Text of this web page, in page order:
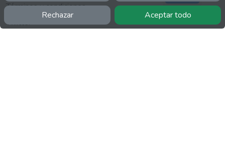
Rechazar Aceptar todo
Términos y condiciones
Twitter